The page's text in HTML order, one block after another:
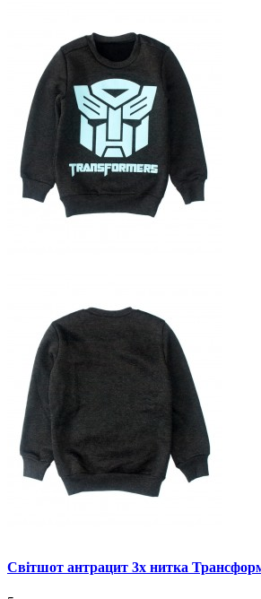
Світшот антрацит 3х нитка